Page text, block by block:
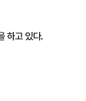
하고 있다.